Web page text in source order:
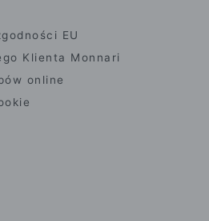
EU
Klienta Monnari
online